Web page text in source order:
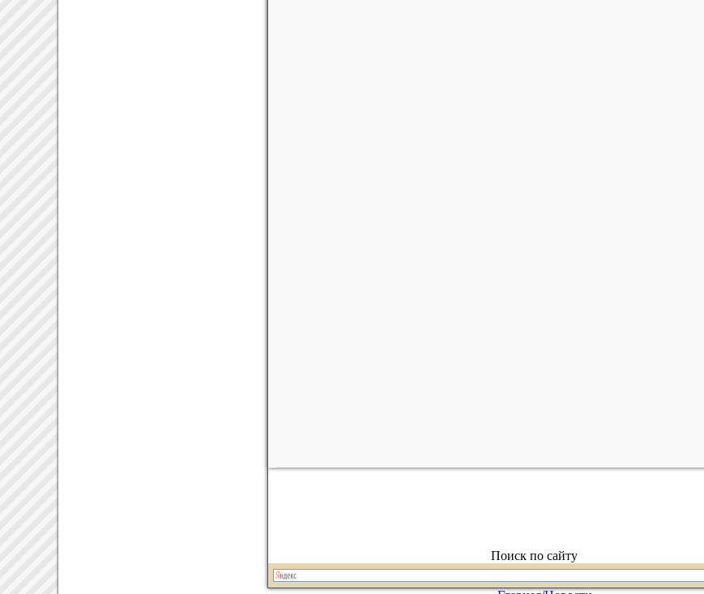
Поиск по сайту